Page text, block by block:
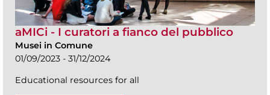
aMICi - I curatori a fianco del pubblico
Musei in Comune
01/09/2023 - 31/12/2024
Educational resources for all